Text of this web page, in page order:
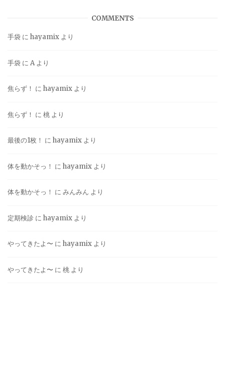
COMMENTS
手袋 に hayamix より
手袋 に Aより
焦らず！ に hayamix より
焦らず！ に 桃 より
最後の1枚！ に hayamix より
体を動かそっ！ に hayamix より
体を動かそっ！ に みんみん より
定期検診 に hayamix より
やってきたよ〜 に hayamix より
やってきたよ〜 に 桃 より